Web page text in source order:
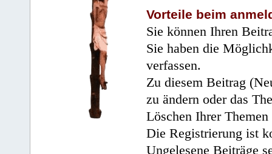
Vorteile beim
Sie können Ihren
Sie haben die
verfassen.
Zu diesem Beitrag
zu ändern oder das
Löschen Ihrer
Die Registrierung ist
Ungelesene Beiträge